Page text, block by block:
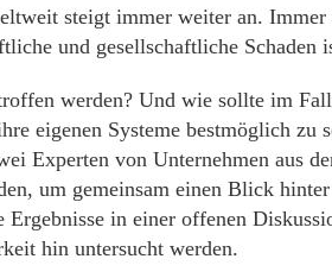
steigt immer weiter an.
und gesellschaftliche Schaden
werden? Und wie sollte im
eigenen Systeme bestmöglich zu
Experten von Unternehmen aus
um gemeinsam einen Blick
in einer offenen
hin untersucht werden.